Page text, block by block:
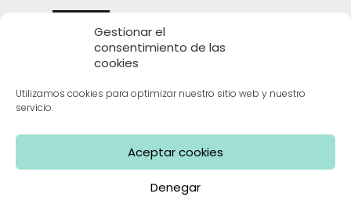
Gestionar el
consentimiento de las
cookies
Utilizamos cookies para optimizar nuestro sitio web y nuestro
servicio.
Aceptar cookies
Denegar